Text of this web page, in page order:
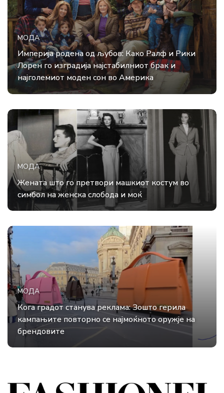
МОДА
Империја родена од љубов: Како Ралф и Рики
Лорен го изградија најстабилниот брак и
најголемиот моден сон во Америка
МОДА
Жената што го претвори машкиот костум во
симбол на женска слобода и моќ
МОДА
Кога градот станува реклама: Зошто герила
кампањите повторно се најмоќното оружје на
брендовите